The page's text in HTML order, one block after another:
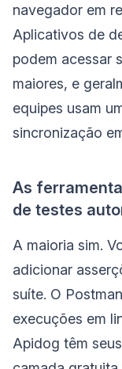
navegador em
Aplicativos de
podem acessar
maiores, e
equipes usam
sincronização
As
de testes
A maioria sim.
adicionar
suíte. O
execuções em
Apidog têm